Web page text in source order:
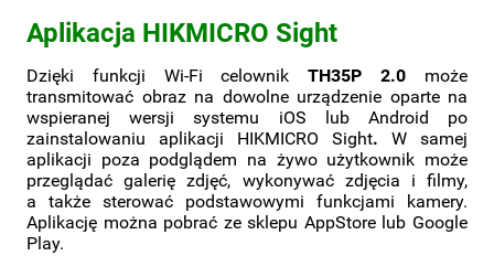
Aplikacja HIKMICRO Sight
Dzięki funkcji Wi-Fi celownikTH35P 2.0 może
transmitować obraz na dowolne urządzenie oparte na
wspieranej wersji systemu iOS lub Android po
zainstalowaniu aplikacji HIKMICRO Sight. W samej
aplikacji poza podglądem na żywo użytkownik może
przeglądać galerię zdjęć, wykonywać zdjęcia i filmy,
a także sterować podstawowymi funkcjami kamery.
Aplikację można pobrać ze sklepu AppStore lub Google
Play.